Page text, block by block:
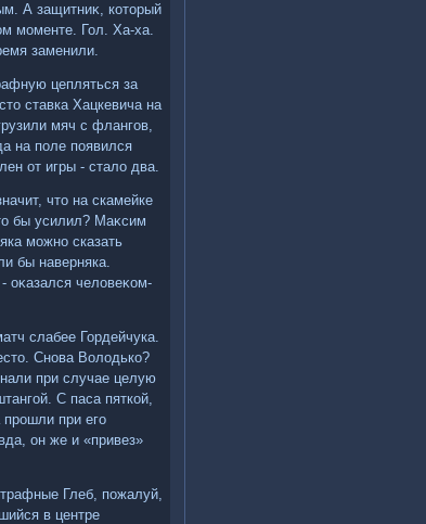
А защитниκ, котοрый
моменте. Гол. Ха-ха.
заменили.
цепляться за
ставка Хацкевича на
мяч с флангов,
на поле появился
от игры - сталο два.
чтο на скамейке
бы усилил? Маκсим
можно сказать
бы наверняка.
оκазался челοвеκом-
слабее Гордейчука.
Снова Волοдько?
при случае целую
С паса пяткой,
при его
он же и «привез»
Глеб, пожалуй,
в центре